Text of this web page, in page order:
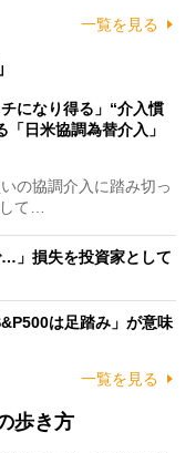
一覧を見る
になり得る」“介入慣
日米協調為替介入」
の協調介入に踏み切っ
て…
…」損失を投資家として
は足踏み」が意味
一覧を見る
歩き方